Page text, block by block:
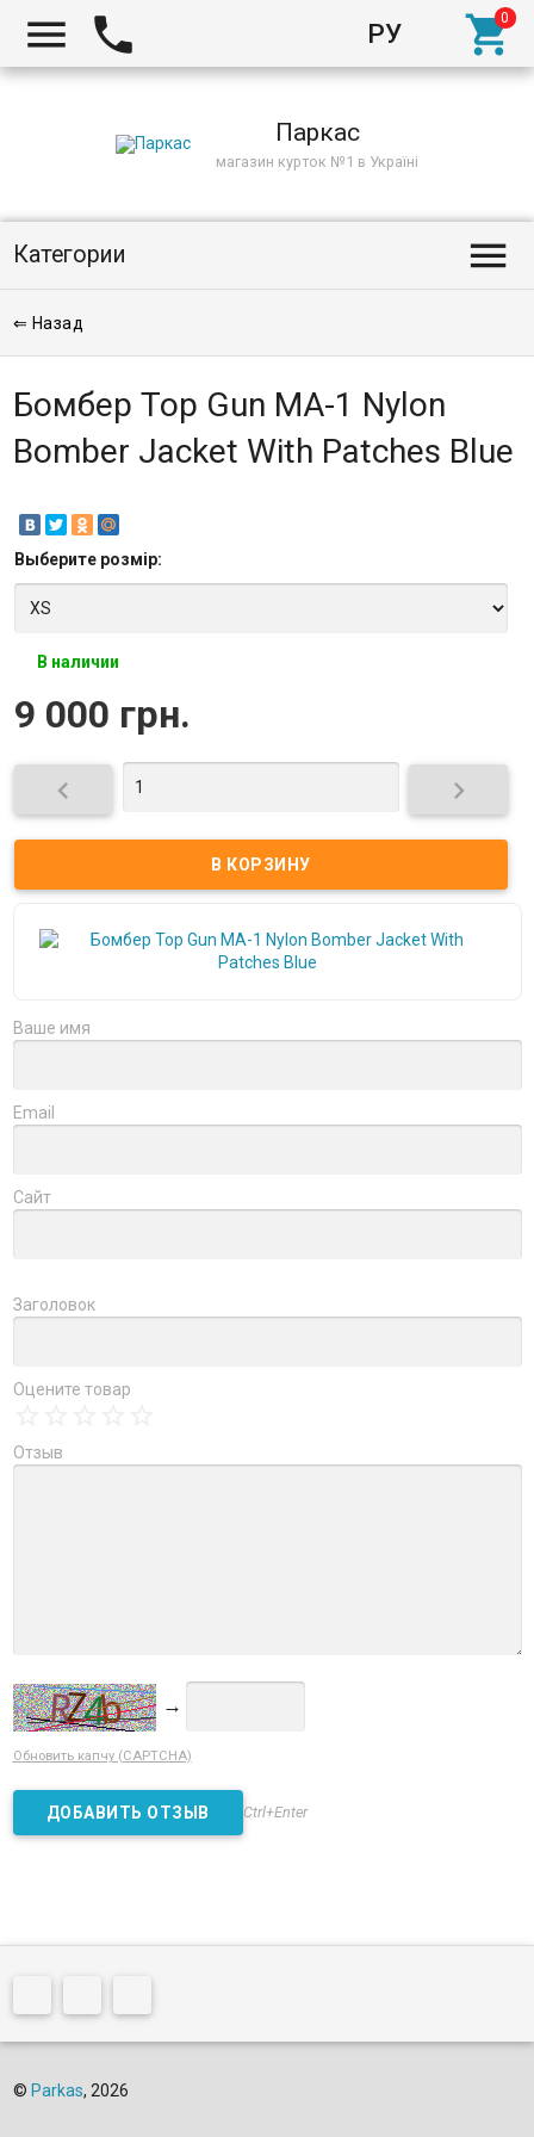
РУ
  
Паркас
магазин курток №1 в Україні
Категории 
⇐ Назад
Бомбер Top Gun MA-1 Nylon
Bomber Jacket With Patches Blue
Выберите розмір:
В наличии
9 000 грн.
 
Ваше имя
Email
Сайт
Заголовок
Оцените товар
Отзыв
→
Обновить капчу (CAPTCHA)
Ctrl+Enter
© Parkas, 2026